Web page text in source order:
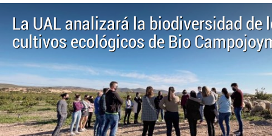
La UAL analizará la biodiversidad de
cultivos ecológicos de Bio